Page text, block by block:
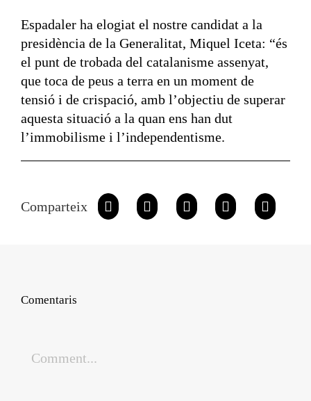
Espadaler ha elogiat el nostre candidat a la
presidència de la Generalitat, Miquel Iceta: “és
el punt de trobada del catalanisme assenyat,
que toca de peus a terra en un moment de
tensió i de crispació, amb l’objectiu de superar
aquesta situació a la quan ens han dut
l’immobilisme i l’independentisme.
Comparteix
Comentaris
Comment